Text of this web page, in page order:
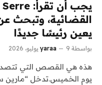
يعين رئيسًا جديدًا
بواسطة yaraa 9 يوليو، 2026
هذه هي القصص التي تتصدر
يوم الخميس.تدخل “مارين